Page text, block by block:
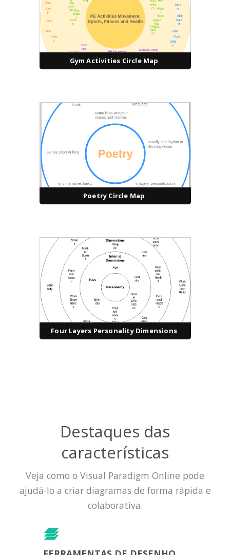
Gym Activities Circle Map
Poetry Circle Map
Four Layers Personality Dimensions
Destaques das
características
Veja como o Visual Paradigm Online pode
ajudá-lo a criar diagramas de forma rápida e
colaborativa.